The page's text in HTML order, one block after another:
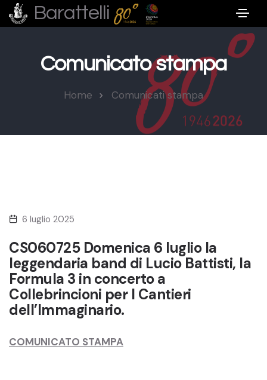
Barattelli
Comunicato stampa
Home Comunicati stampa
6 luglio 2025
CS060725 Domenica 6 luglio la
leggendaria band di Lucio Battisti, la
Formula 3 in concerto a
Collebrincioni per I Cantieri
dell’Immaginario.
COMUNICATO STAMPA